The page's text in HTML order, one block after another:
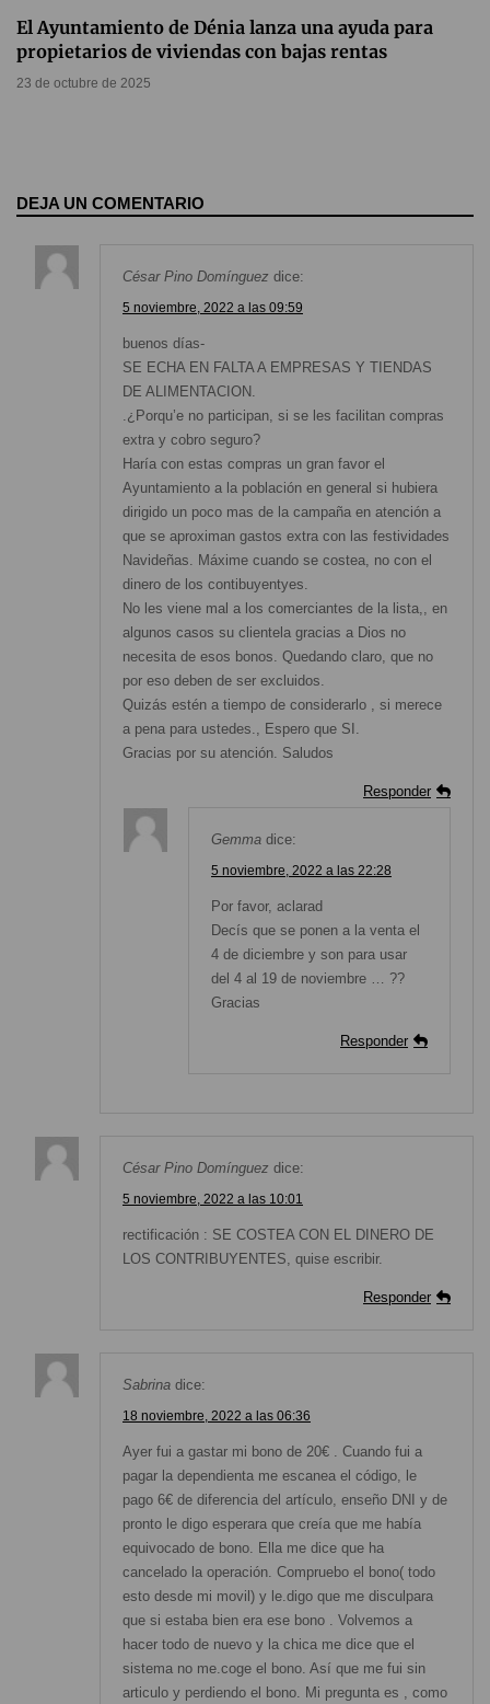
El Ayuntamiento de Dénia lanza una ayuda para
propietarios de viviendas con bajas rentas
23 de octubre de 2025
DEJA UN COMENTARIO
César Pino Domínguez dice:
5 noviembre, 2022 a las 09:59
buenos días-
SE ECHA EN FALTA A EMPRESAS Y TIENDAS
DE ALIMENTACION.
.¿Porqu’e no participan, si se les facilitan compras
extra y cobro seguro?
Haría con estas compras un gran favor el
Ayuntamiento a la población en general si hubiera
dirigido un poco mas de la campaña en atención a
que se aproximan gastos extra con las festividades
Navideñas. Máxime cuando se costea, no con el
dinero de los contibuyentyes.
No les viene mal a los comerciantes de la lista,, en
algunos casos su clientela gracias a Dios no
necesita de esos bonos. Quedando claro, que no
por eso deben de ser excluidos.
Quizás estén a tiempo de considerarlo , si merece
a pena para ustedes., Espero que SI.
Gracias por su atención. Saludos
Responder
Gemma dice:
5 noviembre, 2022 a las 22:28
Por favor, aclarad
Decís que se ponen a la venta el
4 de diciembre y son para usar
del 4 al 19 de noviembre … ??
Gracias
Responder
César Pino Domínguez dice:
5 noviembre, 2022 a las 10:01
rectificación : SE COSTEA CON EL DINERO DE
LOS CONTRIBUYENTES, quise escribir.
Responder
Sabrina dice:
18 noviembre, 2022 a las 06:36
Ayer fui a gastar mi bono de 20€ . Cuando fui a
pagar la dependienta me escanea el código, le
pago 6€ de diferencia del artículo, enseño DNI y de
pronto le digo esperara que creía que me había
equivocado de bono. Ella me dice que ha
cancelado la operación. Compruebo el bono( todo
esto desde mi movil) y le.digo que me disculpara
que si estaba bien era ese bono . Volvemos a
hacer todo de nuevo y la chica me dice que el
sistema no me.coge el bono. Así que me fui sin
articulo y perdiendo el bono. Mi pregunta es , como